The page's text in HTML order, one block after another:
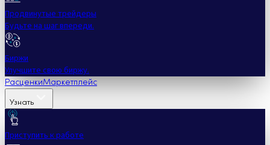
Продвинутые трейдеры
Будьте на шаг впереди.
Биржи
Улучшите свою биржу.
РасценкиМаркетплейс
Узнать
Приступить к работе